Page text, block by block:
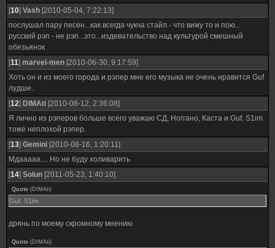
[10] Vash [2010-05-04, 7:22:13]
послушал пару песен...как всегда чукча стайл - что вижу то и пою...
русский рэп - не рэп...это...издевательство над культурой смешный
обезьянок
[11] marvel-men [2010-06-30, 9:17:59]
Хоть он и из моего города и рэпер мне его музыка не очень нравится Guf
лудше.
[12] DIMAti [2010-08-12, 2:36:08]
Я лично из рэперов больше всего уважаю СД, Ноггано, Каста и Guf. S1im
тоже неплохой рэпер.
[13] Gemini [2010-08-16, 1:20:11]
Мдааааа.... Но не буду холиварить
[14] Solun [2011-05-23, 1:40:10]
Quote (DIMAti)
Guf. S1im
дрянь по моему скромному мнению
Quote (DIMAti)